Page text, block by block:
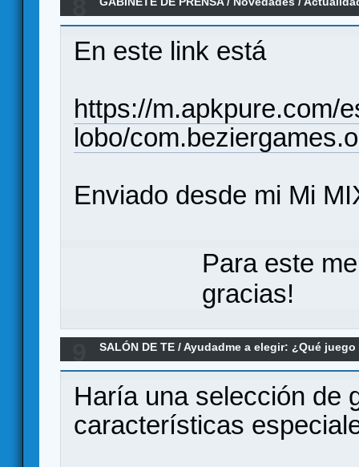
Werewolf de la mano de Viravi
En este link está
https://m.apkpure.com/
lobo/
Enviado desde mi Mi
Para este
gracias!
SALÓN DE TE /Ayudadme a elegir: ¿Qué
imprescindibles en una ludoteca
Haría una selección de
características